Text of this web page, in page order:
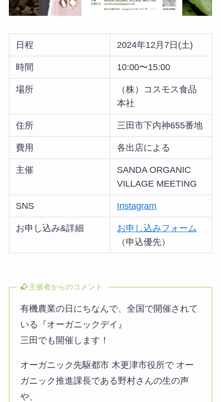
日程 2024年12月7日(土)
時間 10:00〜15:00
場所
（株）コスモス食品
本社
住所 三田市下内神655番地
費用 各出店による
主催
SANDA ORGANIC
VILLAGE MEETING
SNS Instagram
お申し込み&詳細
お申し込みフォーム
（申込優先）
主催者からのコメント
有機農業の日にちなんで、全国で開催されて
いる『オーガニックデイ』
三田でも開催します！
オーガニック先駆都市 木更津市役所で オー
ガニック推進課長である野村さんの生の声
や、